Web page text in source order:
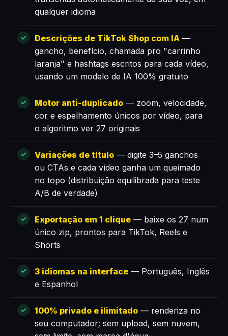
qualquer idioma
Descrições de TikTok Shop com IA —
gancho, benefício, chamada pro "carrinho
laranja" e hashtags escritos para cada vídeo,
usando um modelo de IA 100% gratuito
Motor anti-duplicado — zoom, velocidade,
cor e espelhamento únicos por vídeo, para
o algoritmo ver 27 originais
Variações de título — digite 3–5 ganchos
ou CTAs e cada vídeo ganha um queimado
no topo (distribuição equilibrada para teste
A/B de verdade)
Exportação em 1 clique — baixe os 27 num
único zip, prontos para TikTok, Reels e
Shorts
3 idiomas na interface — Português, Inglês
e Espanhol
100% privado e ilimitado — renderiza no
seu computador; sem upload, sem nuvem,